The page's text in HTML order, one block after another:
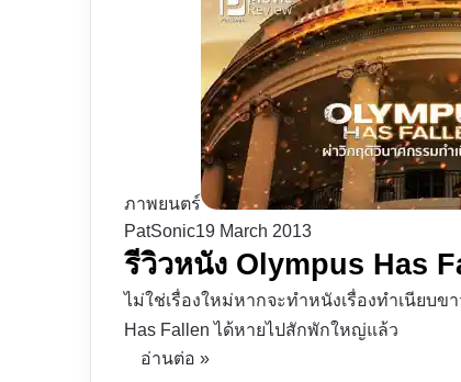
ภาพยนตร์
PatSonic19 March 2013
รีวิวหนัง Olympus Has
ไม่ใช่เรื่องใหม่หากจะทำหนังเรื่องทำเนียบข
Has Fallen ได้หายไปสักพักใหญ่แล้ว
อ่านต่อ »